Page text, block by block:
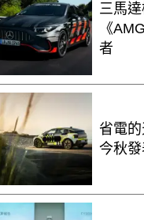
三馬
《
者
省電的
今秋